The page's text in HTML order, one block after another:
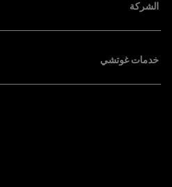
الشركة
خدمات غوتشي